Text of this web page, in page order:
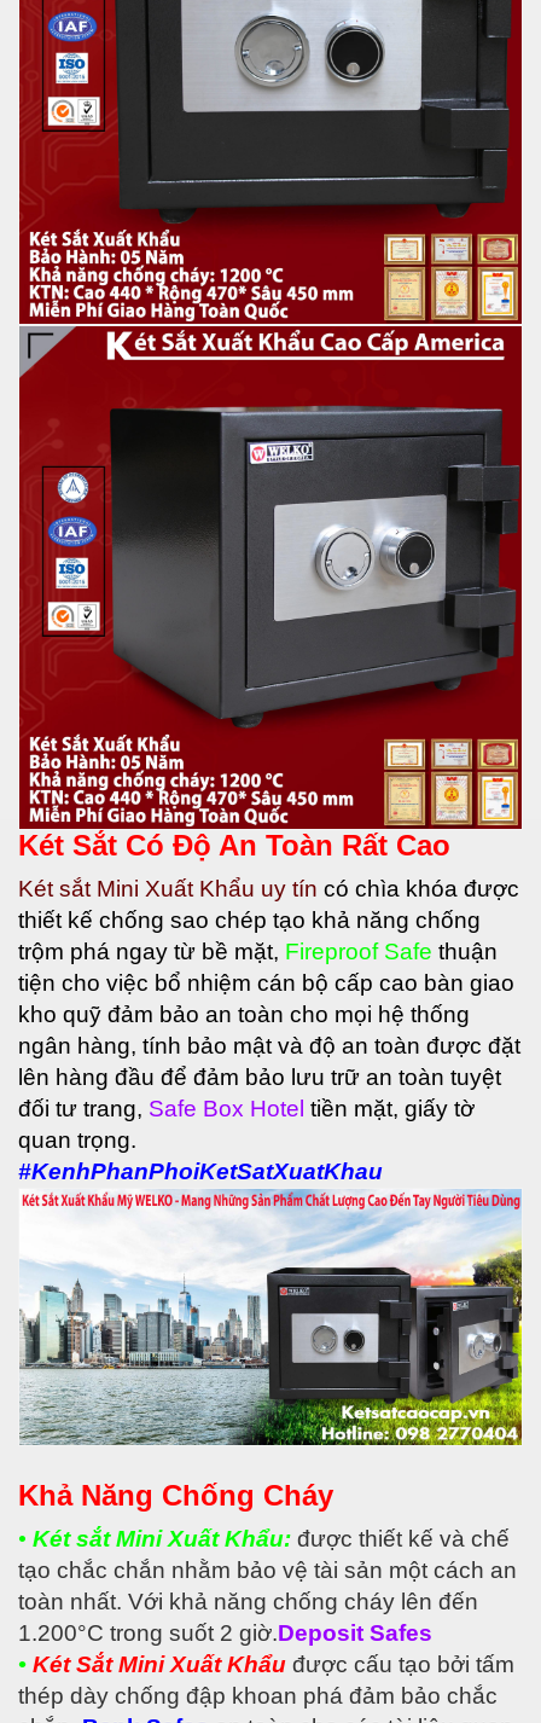
Két Sắt Có Độ An Toàn Rất Cao
Két sắt Mini Xuất Khẩu uy tín có chìa khóa được
thiết kế chống sao chép tạo khả năng chống
trộm phá ngay từ bề mặt, Fireproof Safe thuận
tiện cho việc bổ nhiệm cán bộ cấp cao bàn giao
kho quỹ đảm bảo an toàn cho mọi hệ thống
ngân hàng, tính bảo mật và độ an toàn được đặt
lên hàng đầu để đảm bảo lưu trữ an toàn tuyệt
đối tư trang, Safe Box Hotel tiền mặt, giấy tờ
quan trọng.
#KenhPhanPhoiKetSatXuatKhau
Khả Năng Chống Cháy
• Két sắt Mini Xuất Khẩu: được thiết kế và chế
tạo chắc chắn nhằm bảo vệ tài sản một cách an
toàn nhất. Với khả năng chống cháy lên đến
1.200°C trong suốt 2 giờ.Deposit Safes
• Két Sắt Mini Xuất Khẩu được cấu tạo bởi tấm
thép dày chống đập khoan phá đảm bảo chắc